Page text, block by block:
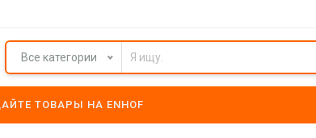
Все категории
ТОВАРЫ НА ENHOF